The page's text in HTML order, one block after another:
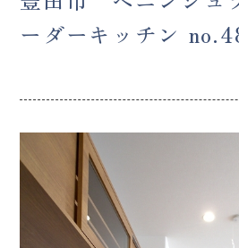
ーダーキッチン